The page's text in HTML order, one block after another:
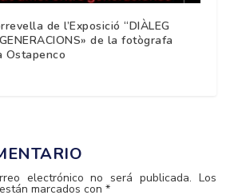
de l’Exposició “DIÀLEG
de la fotògrafa
Ostapenco
electrónico no será publicada. Los
marcados con*